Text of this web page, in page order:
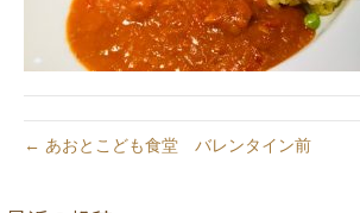
← あおとこども食堂 バレンタイン前